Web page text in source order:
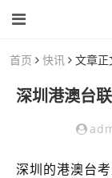
首页 快讯 文章正
深圳的港澳台